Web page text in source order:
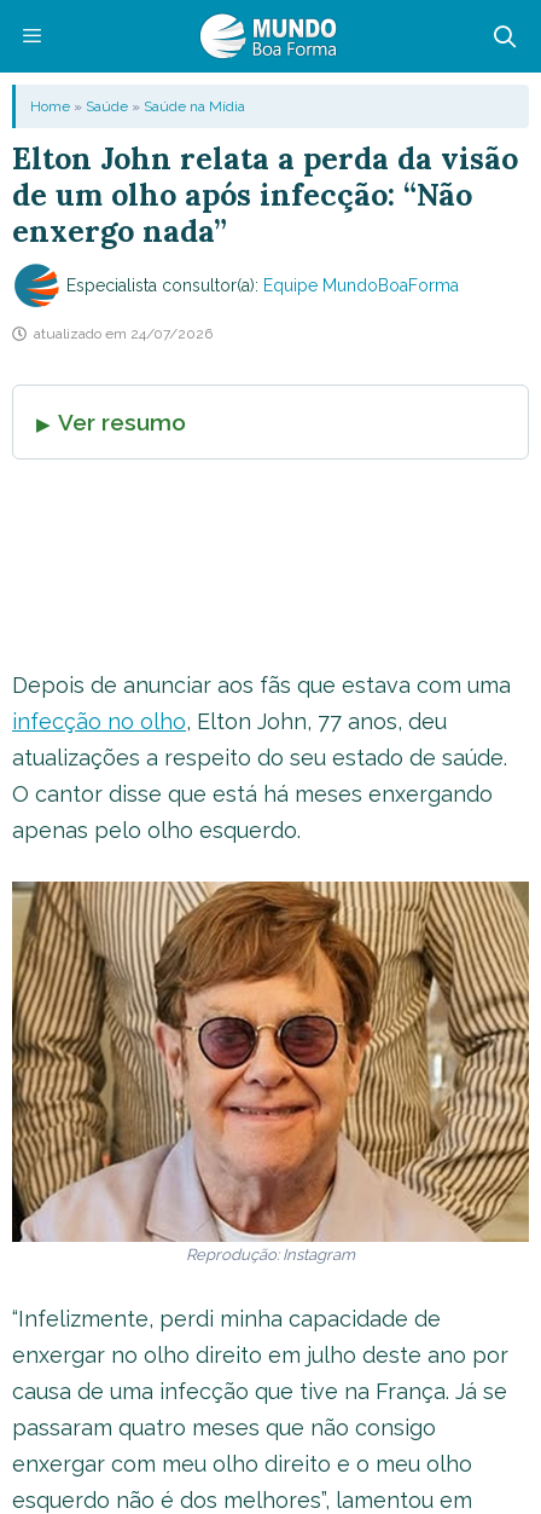
conteúdo
Menu
Home » Saúde » Saúde na Mídia
Elton John relata a perda da visão
de um olho após infecção: “Não
enxergo nada”
Especialista consultor(a): Equipe MundoBoaForma
atualizado em 24/07/2026
Ver resumo
Depois de anunciar aos fãs que estava com uma
infecção no olho, Elton John, 77 anos, deu
atualizações a respeito do seu estado de saúde.
O cantor disse que está há meses enxergando
apenas pelo olho esquerdo.
Reprodução: Instagram
“Infelizmente, perdi minha capacidade de
enxergar no olho direito em julho deste ano por
causa de uma infecção que tive na França. Já se
passaram quatro meses que não consigo
enxergar com meu olho direito e o meu olho
esquerdo não é dos melhores”, lamentou em